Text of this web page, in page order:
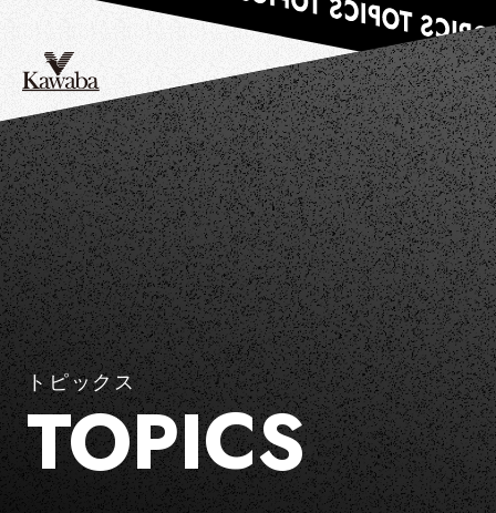
トピックス
TOPICS